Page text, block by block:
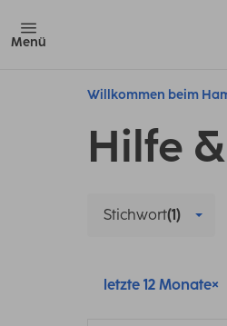
Menü
Willkommen beim
Hilfe
Stichwort(1)
letzte 12 Monate